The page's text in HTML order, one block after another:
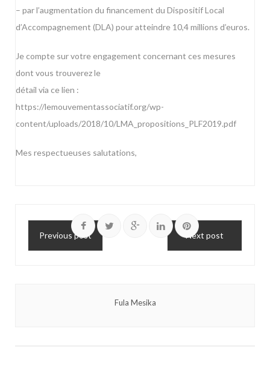
– par l’augmentation du financement du Dispositif Local
d’Accompagnement (DLA) pour atteindre 10,4 millions d’euros.
Je compte sur votre engagement concernant ces mesures
dont vous trouverez le
détail via ce lien :
https://lemouvementassociatif.org/wp-
content/uploads/2018/10/LMA_propositions_PLF2019.pdf
Mes respectueuses salutations,
Previous post Next post
Fula Mesika